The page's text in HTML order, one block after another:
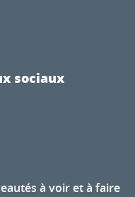
sociaux
à voir et à faire